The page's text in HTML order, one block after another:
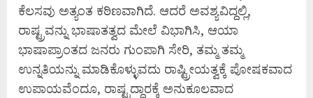
ಕೆಲಸವು ಅತ್ಯಂತ ಕಠಿಣವಾಗಿದೆ. ಆದರೆ ಅವಶ್ಯವಿದ್ದಲ್ಲಿ,
ರಾಷ್ಟ್ರವನ್ನು ಭಾಷಾತತ್ವದ ಮೇಲೆ ವಿಭಾಗಿಸಿ, ಆಯಾ
ಭಾಷಾಪ್ರಾಂತದ ಜನರು ಗುಂಪಾಗಿ ಸೇರಿ, ತಮ್ಮ ತಮ್ಮ
ಉನ್ನತಿಯನ್ನು ಮಾಡಿಕೊಳ್ಳುವದು ರಾಷ್ಟ್ರೀಯತ್ವಕ್ಕೆ ಪೋಷಕವಾದ
ಉಪಾಯವೆಂದೂ, ರಾಷ್ಟ್ರದ್ಧಾರಕ್ಕೆ ಅನುಕೂಲವಾದ